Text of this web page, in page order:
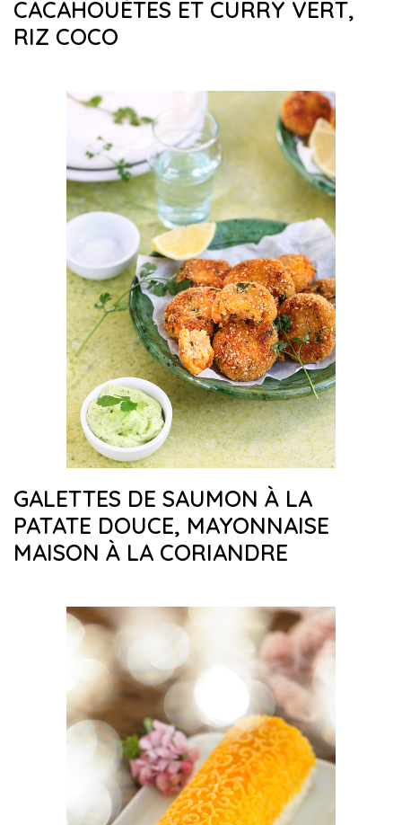
CACAHOUÈTES ET CURRY VERT,
RIZ COCO
GALETTES DE SAUMON À LA
PATATE DOUCE, MAYONNAISE
MAISON À LA CORIANDRE